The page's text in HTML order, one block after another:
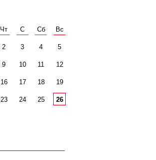
Чт С Сб Вс
2 3 4 5
9 10 11 12
16 17 18 19
23 24 25 26